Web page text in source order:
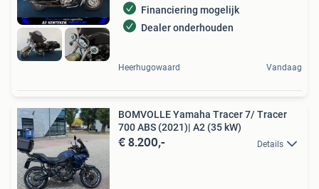
Financiering mogelijk
Dealer onderhouden
Heerhugowaard Vandaag
BOMVOLLE Yamaha Tracer 7/ Tracer
700 ABS (2021)| A2 (35 kW)
€ 8.200,- Details